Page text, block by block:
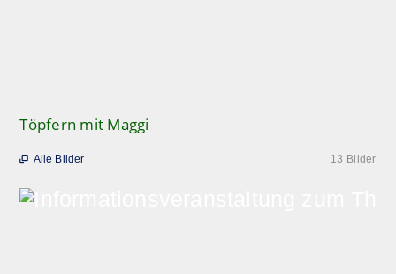
Töpfern mit Maggi
13 Bilder
 Alle Bilder